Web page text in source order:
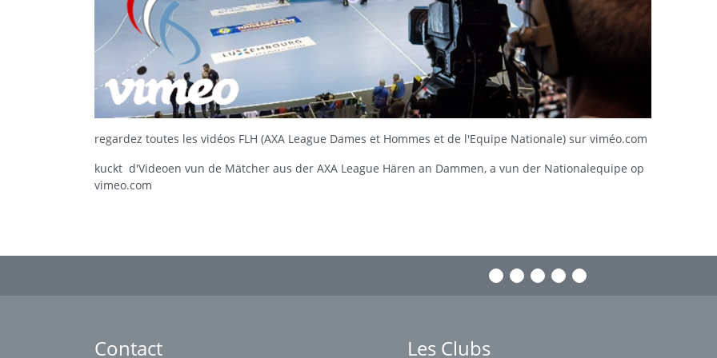
regardez toutes les vidéos FLH (AXA League Dames et Hommes et de l'Equipe Nationale) sur viméo.com
kuckt d'Videoen vun de Mätcher aus der AXA League Hären an Dammen, a vun der Nationalequipe op
vimeo.com
Contact Les Clubs